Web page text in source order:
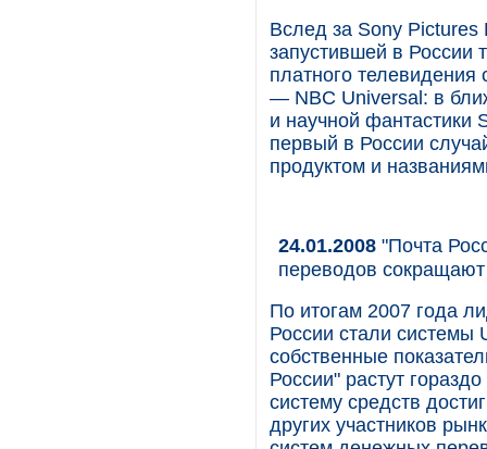
Вслед за Sony Pictures
запустившей в России
платного телевидения
— NBC Universal: в
и научной фантастики
первый в России
продуктом и
24.01.2008 "Почта
переводов сокращают
По итогам 2007 года
России стали системы
собственные
России" растут
систему средств
других участников